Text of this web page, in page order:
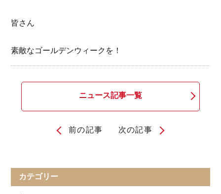
皆さん
素敵なゴールデンウィークを！
ニュース記事一覧
ナ
前の記事 次の記事
カテゴリー